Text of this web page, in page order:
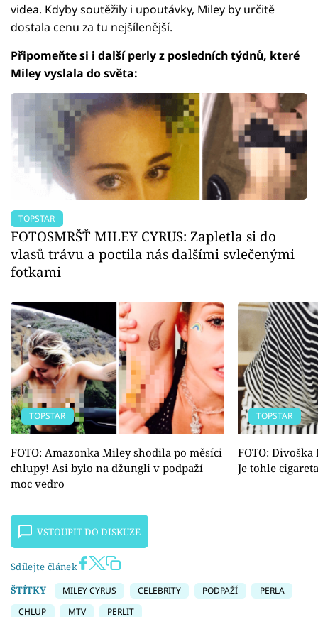
videa. Kdyby soutěžily i upoutávky, Miley by určitě
dostala cenu za tu nejšílenější.
Připomeňte si i další perly z posledních týdnů, které
Miley vyslala do světa:
TOPSTAR
FOTOSMRŠŤ MILEY CYRUS: Zapletla si do
vlasů trávu a poctila nás dalšími svlečenými
fotkami
TOPSTAR
FOTO: Amazonka Miley shodila po měsíci
chlupy! Asi bylo na džungli v podpaží
moc vedro
TOPSTAR
FOTO:
Je tohle
VSTOUPIT DO DISKUZE
Sdílejte článek
ŠTÍTKY
MILEY CYRUS CELEBRITY PODPAŽÍ
PERLA
CHLUP
MTV PERLIT